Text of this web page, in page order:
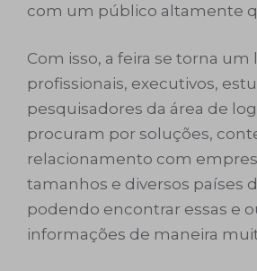
com um público altamente
Com isso, a feira se torna um
profissionais, executivos,
pesquisadores da área de
procuram por soluções,
relacionamento com
tamanhos e diversos países
podendo encontrar essas e
informações de maneira